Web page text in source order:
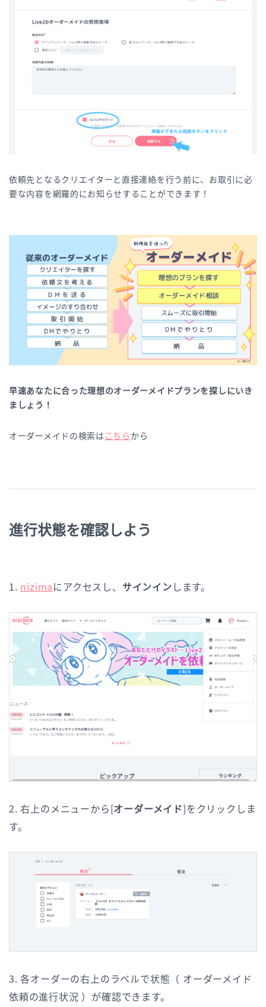
依頼先となるクリエイターと直接連絡を行う前に、お取引に必
要な内容を網羅的にお知らせすることができます！
早速あなたに合った理想のオーダーメイドプランを探しにいき
ましょう！
オーダーメイドの検索は こちら から
進行状態を確認しよう
1. nizimaにアクセスし、 サインインします。
2. 右上のメニューから[オーダーメイド]をクリックしま
す。
3. 各オーダーの右上のラベルで状態（ オーダーメイド
依頼の進行状況 ）が確認できます。